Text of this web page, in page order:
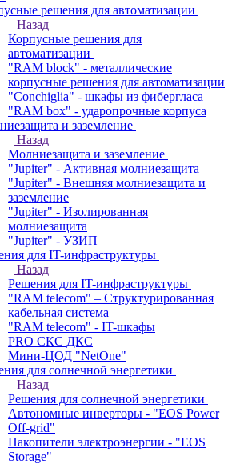
решения для автоматизации
Назад
Корпусные решения для
автоматизации
"RAM block" - металлические
корпусные решения для автоматизации
"Conchiglia" - шкафы из фибергласа
"RAM box" - ударопрочные корпуса
и заземление
Назад
Молниезащита и заземление
"Jupiter" - Активная молниезащита
"Jupiter" - Внешняя молниезащита и
заземление
"Jupiter" - Изолированная
молниезащита
"Jupiter" - УЗИП
для IT-инфраструктуры
Назад
Решения для IT-инфраструктуры
"RAM telecom" – Структурированная
кабельная система
"RAM telecom" - IT-шкафы
PRO СКС ДКС
Мини-ЦОД "NetOne"
для солнечной энергетики
Назад
Решения для солнечной энергетики
Автономные инверторы - "EOS Power
Off-grid"
Накопители электроэнергии - "EOS
Storage"